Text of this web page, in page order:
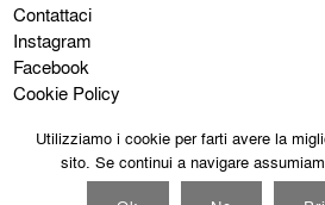
Contattaci
Instagram
Facebook
Cookie Policy
Utilizziamo i cookie per farti avere la
sito. Se continui a navigare